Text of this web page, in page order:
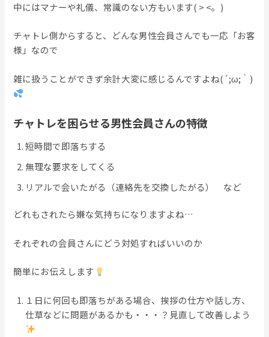
中にはマナーや礼儀、常識のない方もいます( > <。)
チャトレ側からすると、どんな男性会員さんでも一応「お客
様」なので
雑に扱うことができず余計大変に感じるんですよね(´;ω;｀)
チャトレを困らせる男性会員さんの特徴
短時間で即落ちする
無理な要求をしてくる
リアルで会いたがる（連絡先を交換したがる） など
どれもされたら嫌な気持ちになりますよね…
それぞれの会員さんにどう対処すればいいのか
簡単にお伝えします
１日に何回も即落ちがある場合、挨拶の仕方や話し方、
仕草などに問題があるかも・・・？見直して改善しよう